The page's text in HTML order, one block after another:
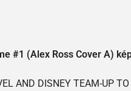
#1 (Alex Ross Cover A)
AND DISNEY TEAM-UP